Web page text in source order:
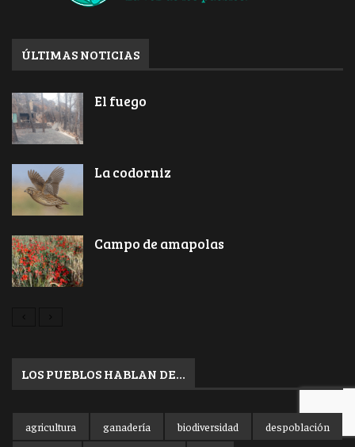
ÚLTIMAS NOTICIAS
El fuego
La codorniz
Campo de amapolas
LOS PUEBLOS HABLAN DE…
agricultura ganadería biodiversidad despoblación